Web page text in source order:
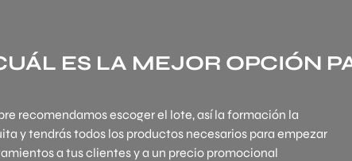
ES LA MEJOR OPCIÓN
recomendamos escoger el lote, así la formación la
y tendrás todos los productos necesarios para empezar
a tus clientes y a un precio promocional